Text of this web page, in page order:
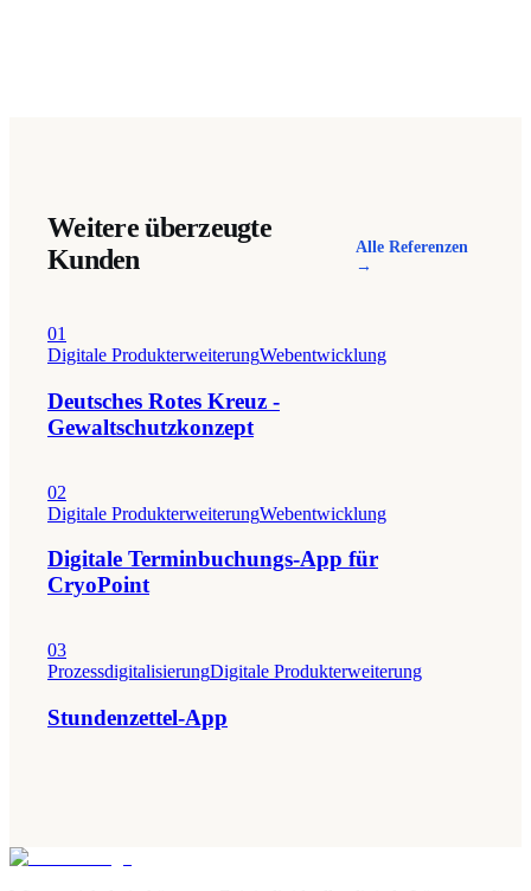
Weitere überzeugte
Kunden
Alle Referenzen
→
01
Digitale ProdukterweiterungWebentwicklung
Deutsches Rotes Kreuz -
Gewaltschutzkonzept
02
Digitale ProdukterweiterungWebentwicklung
Digitale Terminbuchungs-App für
CryoPoint
03
ProzessdigitalisierungDigitale Produkterweiterung
Stundenzettel-App